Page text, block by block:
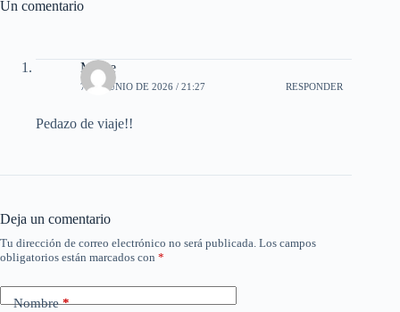
Un comentario
Merce
7 DE JUNIO DE 2026 / 21:27 RESPONDER
Pedazo de viaje!!
Deja un comentario
Tu dirección de correo electrónico no será publicada. Los campos
obligatorios están marcados con *
Nombre*